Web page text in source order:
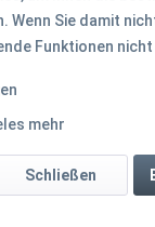
Ich
Wenn Sie damit
Funktionen
mehr
Schließen